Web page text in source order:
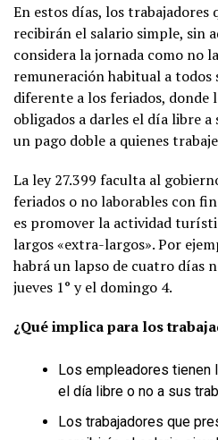
En estos días, los trabajadores
recibirán el salario simple, sin
considera la jornada como no
remuneración habitual a todos
diferente a los feriados, donde
obligados a darles el día libre
un pago doble a quienes
La ley 27.399 faculta al
feriados o no laborables con
es promover la actividad
largos «extra-largos». Por
habrá un lapso de cuatro días
jueves 1° y el domingo 4.
¿Qué implica para los
Los empleadores tienen
el día libre o no a sus
Los trabajadores que